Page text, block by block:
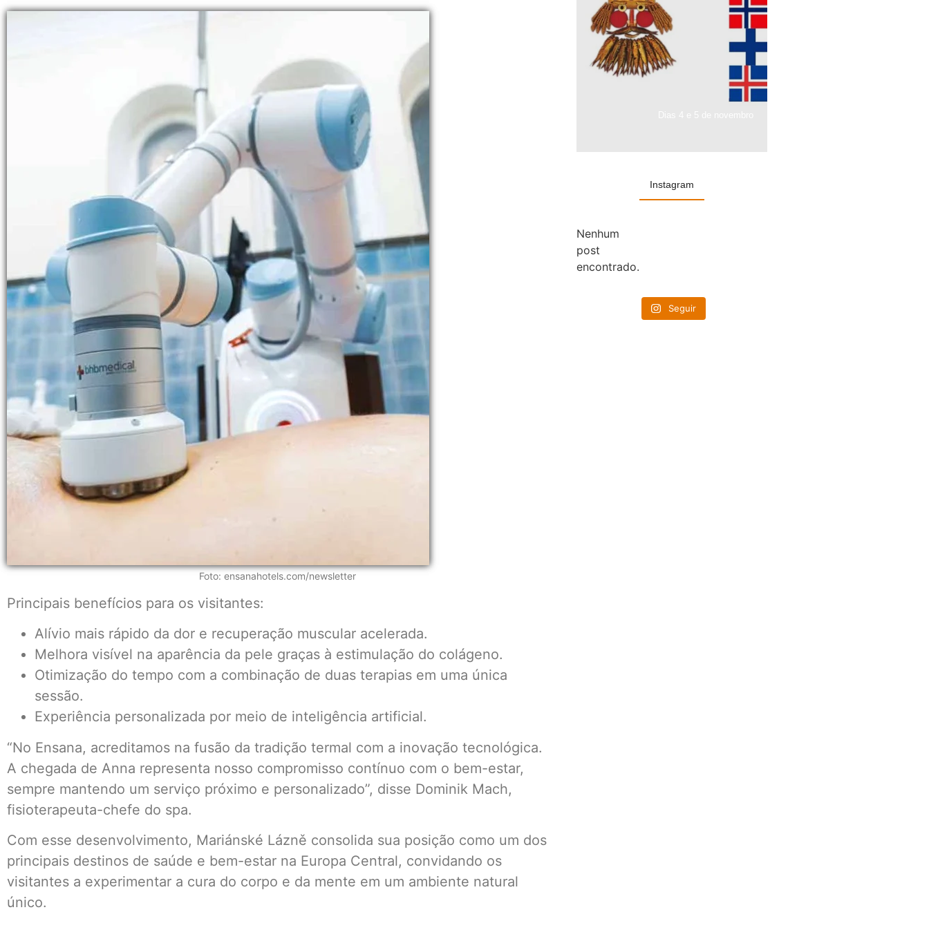
Foto: ensanahotels.com/newsletter
Principais benefícios para os visitantes:
Alívio mais rápido da dor e recuperação muscular acelerada.
Melhora visível na aparência da pele graças à estimulação do colágeno.
Otimização do tempo com a combinação de duas terapias em uma única
sessão.
Experiência personalizada por meio de inteligência artificial.
“No Ensana, acreditamos na fusão da tradição termal com a inovação tecnológica.
A chegada de Anna representa nosso compromisso contínuo com o bem-estar,
sempre mantendo um serviço próximo e personalizado”, disse Dominik Mach,
fisioterapeuta-chefe do spa.
Com esse desenvolvimento, Mariánské Lázně consolida sua posição como um dos
principais destinos de saúde e bem-estar na Europa Central, convidando os
visitantes a experimentar a cura do corpo e da mente em um ambiente natural
único.
Instagram
Nenhum
post
encontrado.
Seguir